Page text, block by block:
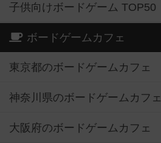
子供向けボードゲーム TOP50
ボードゲームカフェ
東京都のボードゲームカフェ
神奈川県のボードゲームカフェ
大阪府のボードゲームカフェ